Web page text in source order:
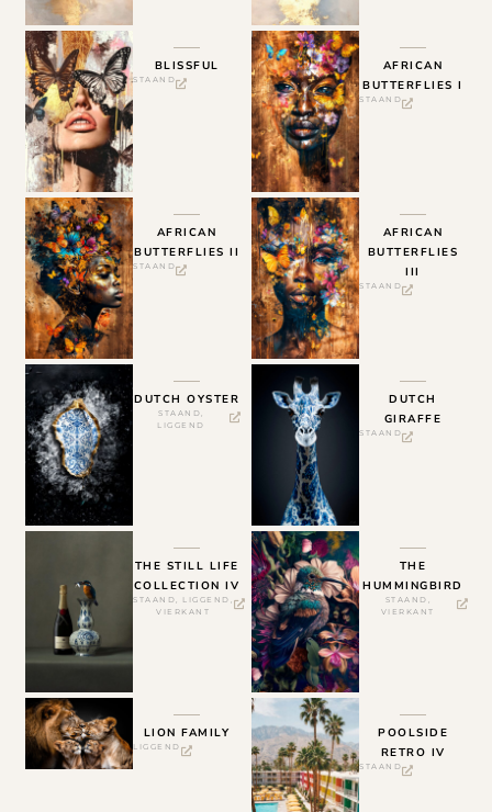
BLISSFUL
STAAND
AFRICAN
BUTTERFLIES I
STAAND
AFRICAN
BUTTERFLIES II
STAAND
AFRICAN
BUTTERFLIES
III
STAAND
DUTCH OYSTER
STAAND,
LIGGEND
DUTCH
GIRAFFE
STAAND
THE STILL LIFE
COLLECTION IV
STAAND, LIGGEND ,
VIERKANT
THE
HUMMINGBIRD
STAAND ,
VIERKANT
LION FAMILY
LIGGEND
POOLSIDE
RETRO IV
STAAND